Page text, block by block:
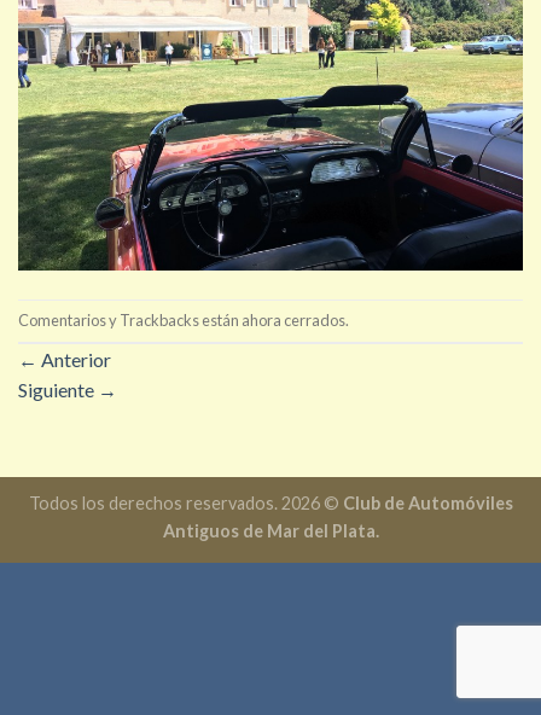
Comentarios y Trackbacks están ahora cerrados.
← Anterior
Siguiente →
Todos los derechos reservados. 2026 © Club de Automóviles
Antiguos de Mar del Plata.